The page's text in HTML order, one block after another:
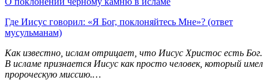
Где Иисус говорил: «Я Бог, поклоняйтесь Мне»? (ответ
мусульманам)
Как известно, ислам отрицает, что Иисус Христос есть Бог.
В исламе признается Иисус как просто человек, который имел
пророческую миссию.…